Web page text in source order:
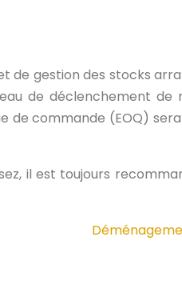
de gestion des stocks
de déclenchement de
commande (EOQ)
il est toujours